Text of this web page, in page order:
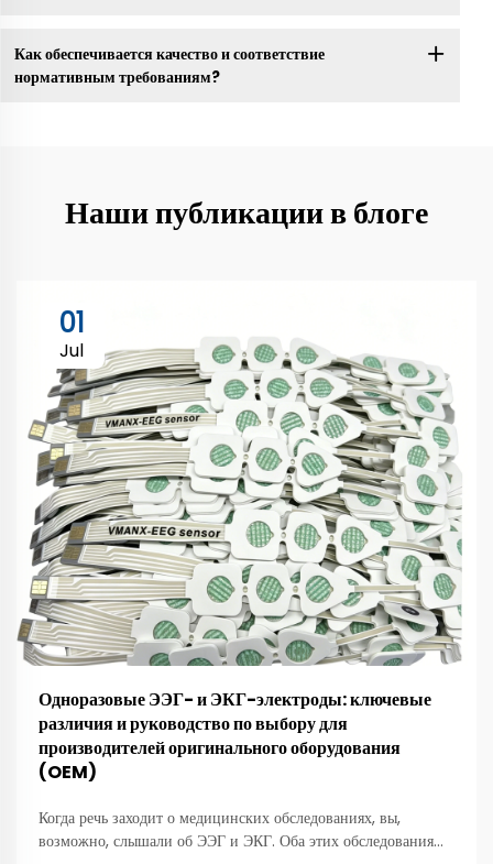
Как обеспечивается качество и соответствие
нормативным требованиям?
Наши публикации в блоге
01
Jul
Одноразовые ЭЭГ- и ЭКГ-электроды: ключевые
различия и руководство по выбору для
производителей оригинального оборудования
(OEM)
Когда речь заходит о медицинских обследованиях, вы,
возможно, слышали об ЭЭГ и ЭКГ. Оба этих обследования